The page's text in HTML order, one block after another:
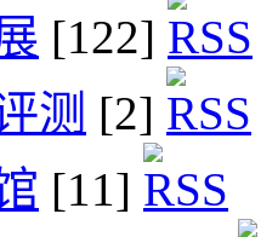
[122]
测 [2]
[11]